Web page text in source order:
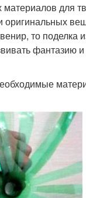
для
то поделка
фантазию